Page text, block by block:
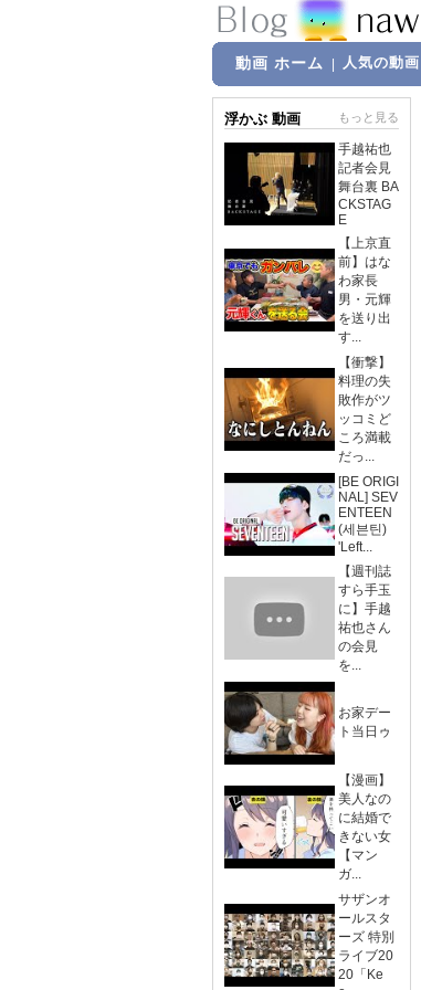
動画 ホーム 人気の動画
浮かぶ 動画 もっと見る
手越祐也
記者会見
舞台裏 BA
CKSTAG
E
【上京直
前】はな
わ家長
男・元輝
を送り出
す...
【衝撃】
料理の失
敗作がツ
ッコミど
ころ満載
だっ...
[BE ORIGI
NAL] SEV
ENTEEN
(세븐틴)
'Left...
【週刊誌
すら手玉
に】手越
祐也さん
の会見
を...
お家デー
ト当日ゥ
【漫画】
美人なの
に結婚で
きない女
【マン
ガ...
サザンオ
ールスタ
ーズ 特別
ライブ20
20「Ke